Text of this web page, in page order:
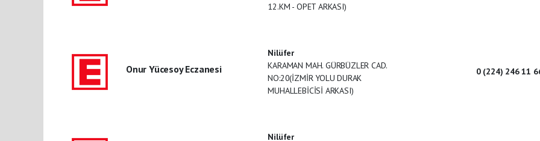
12.KM - OPET ARKASI)
Onur Yücesoy Eczanesi
Nilüfer
KARAMAN MAH. GÜRBÜZLER CAD.
NO:20(İZMİR YOLU DURAK
MUHALLEBİCİSİ ARKASI)
0 (224) 246 11
Nilüfer